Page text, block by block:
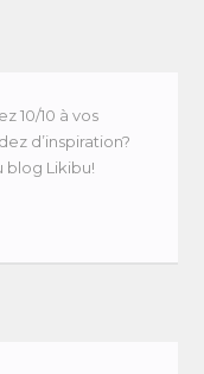
10/10 à vos
d’inspiration?
blog Likibu!